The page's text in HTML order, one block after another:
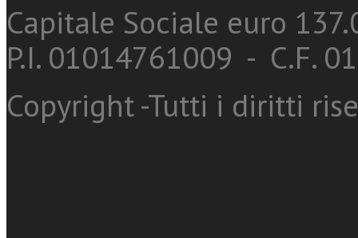
Capitale Sociale euro
P.I. 01014761009 - C.F.
Copyright -Tutti i diritti